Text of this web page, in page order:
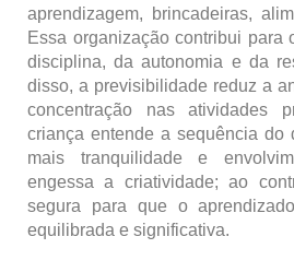
aprendizagem, brincadeiras,
Essa organização contribui para
disciplina, da autonomia e da
disso, a previsibilidade reduz a
concentração nas atividades
criança entende a sequência do
mais tranquilidade e
engessa a criatividade; ao
segura para que o
equilibrada e significativa.